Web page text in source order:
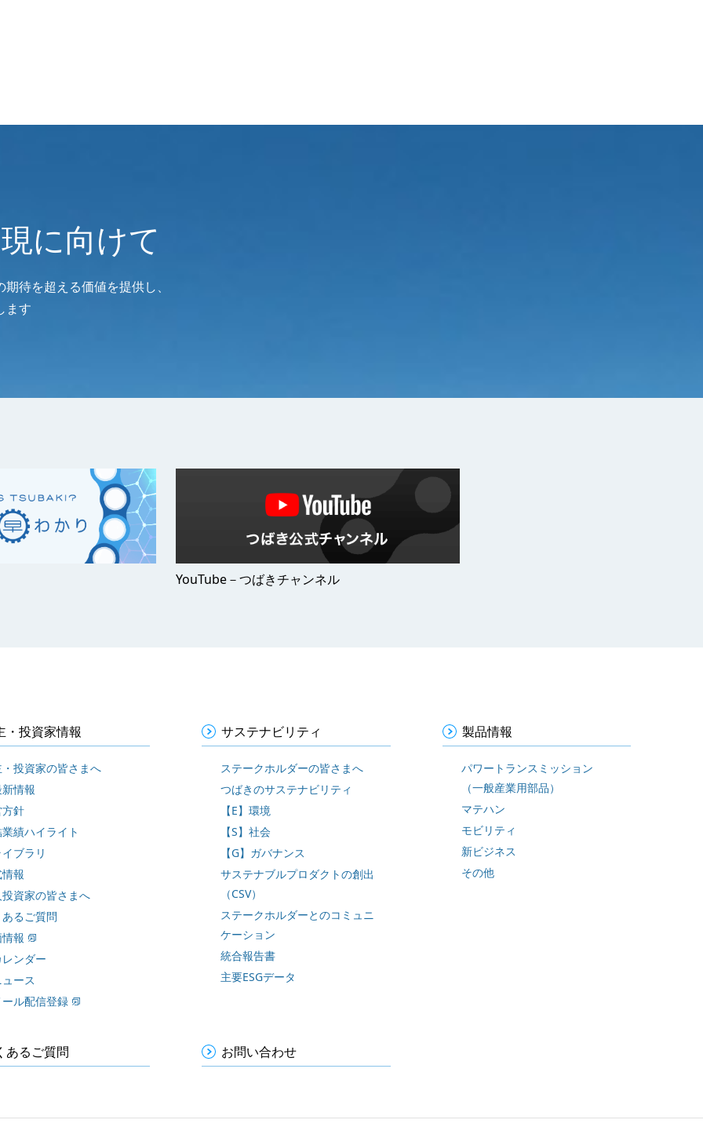
に向けて
待を超える価値を提供し、
ます
YouTube－つばきチャンネル
・投資家情報
投資家の皆さまへ
情報
針
績ハイライト
ブラリ
報
資家の皆さまへ
るご質問
報
ンダー
ース
ル配信登録
サステナビリティ
ステークホルダーの皆さまへ
つばきのサステナビリティ
【E】環境
【S】社会
【G】ガバナンス
サステナブルプロダクトの創出
（CSV）
ステークホルダーとのコミュニ
ケーション
統合報告書
主要ESGデータ
製品情報
パワートランスミッション
（一般産業用部品）
マテハン
モビリティ
新ビジネス
その他
あるご質問 お問い合わせ